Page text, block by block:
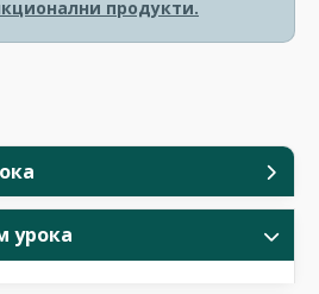
урока
продукти.